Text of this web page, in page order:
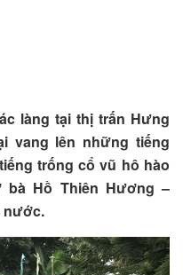
làng tại thị trấn Hưng
vang lên những tiếng
trống cổ vũ hô hào
Hồ Thiên Hương –
nước.